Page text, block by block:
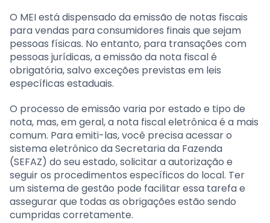
O MEI está dispensado da emissão de notas fiscais
para vendas para consumidores finais que sejam
pessoas físicas. No entanto, para transações com
pessoas jurídicas, a emissão da nota fiscal é
obrigatória, salvo exceções previstas em leis
específicas estaduais.
O processo de emissão varia por estado e tipo de
nota, mas, em geral, a nota fiscal eletrônica é a mais
comum. Para emiti-las, você precisa acessar o
sistema eletrônico da Secretaria da Fazenda
(SEFAZ) do seu estado, solicitar a autorização e
seguir os procedimentos específicos do local. Ter
um sistema de gestão pode facilitar essa tarefa e
assegurar que todas as obrigações estão sendo
cumpridas corretamente.